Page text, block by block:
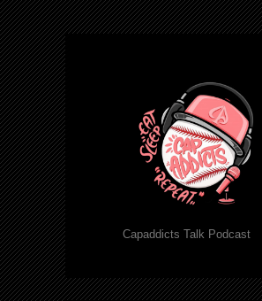
Capaddicts Talk Podcast